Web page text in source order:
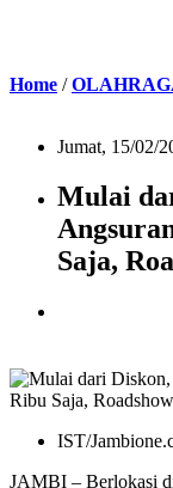
Home /
Jumat, 15/02/
Mulai
Saja,
IST/
JAMBI – Berlokasi